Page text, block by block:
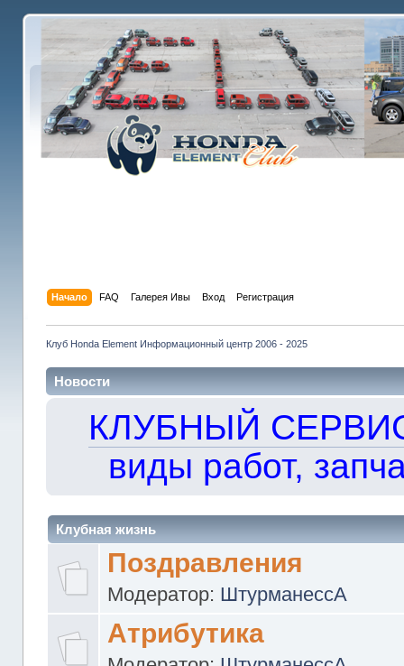
Начало FAQ Галерея Ивы Вход Регистрация
Клуб Honda Element Информационный центр 2006 - 2025
Новости
КЛУБНЫЙ
виды работ,
Клубная жизнь
Поздравления
Модератор: ШтурманессА
Атрибутика